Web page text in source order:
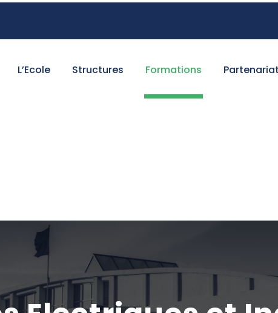
L’Ecole Structures Formations